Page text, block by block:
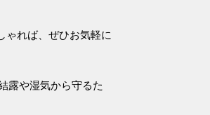
ゃれば、ぜひお気軽に
露や湿気から守るた